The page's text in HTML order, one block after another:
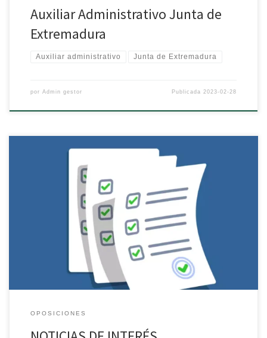
Auxiliar Administrativo Junta de
Extremadura
Auxiliar administrativo Junta de Extremadura
por Admin gestor Publicada2023-02-28
TÉCNICO/A ESPECIALISTA EN LABORATORIO AUXILIAR DE
ENFERMERIA BOMBERO FORESTAL CONDUCTOR/A CELADOR El SES
ha publicado en el portal del candidato las listas de aprobados
del Concurso-Oposición de Celador. Así como la anulación de
varias preguntas. TÉCNICO DE EDUCACIÓN INFANTIL Acuerdo del
Tribunal para anular preguntas AUXILIAR DE ENFERMERÍA Lista de
OPOSICIONES